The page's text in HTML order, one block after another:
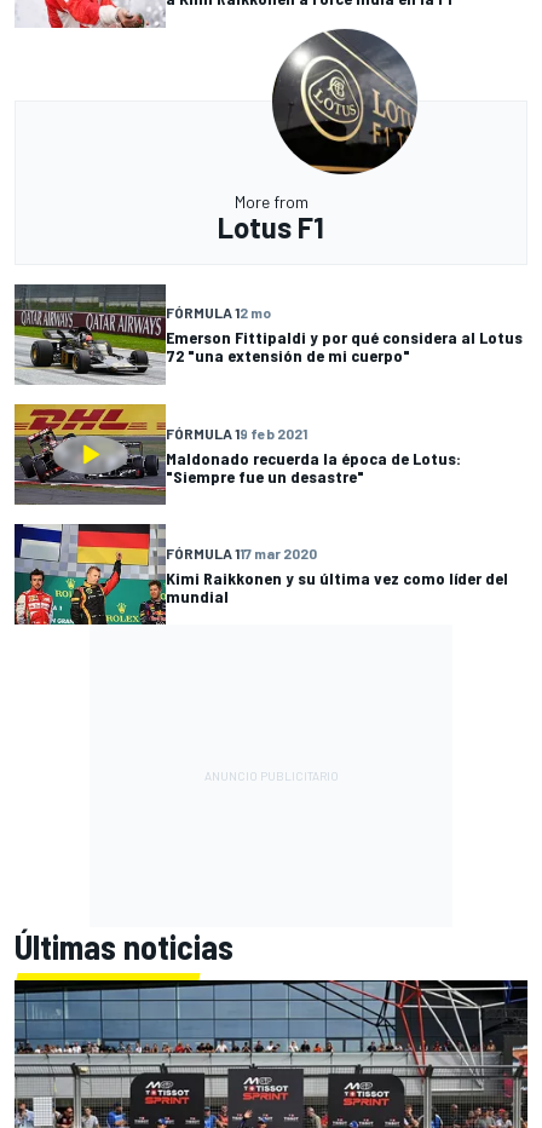
More from
Lotus F1
FÓRMULA 12 mo
Emerson Fittipaldi y por qué considera al Lotus
72 "una extensión de mi cuerpo"
FÓRMULA 19 feb 2021
Maldonado recuerda la época de Lotus:
"Siempre fue un desastre"
FÓRMULA 117 mar 2020
Kimi Raikkonen y su última vez como líder del
mundial
Últimas noticias